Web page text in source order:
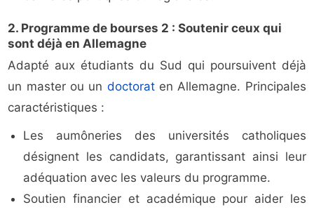
2. Programme de bourses 2 : Soutenir ceux qui
sont déjà en Allemagne
Adapté aux étudiants du Sud qui poursuivent déjà
un master ou un doctoraten Allemagne. Principales
caractéristiques :
Les aumôneries des universités catholiques
désignent les candidats, garantissant ainsi leur
adéquation avec les valeurs du programme.
Soutien financier et académique pour aider les